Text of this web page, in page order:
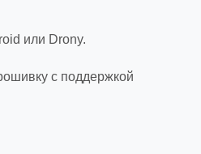
или Drony.
с поддержкой